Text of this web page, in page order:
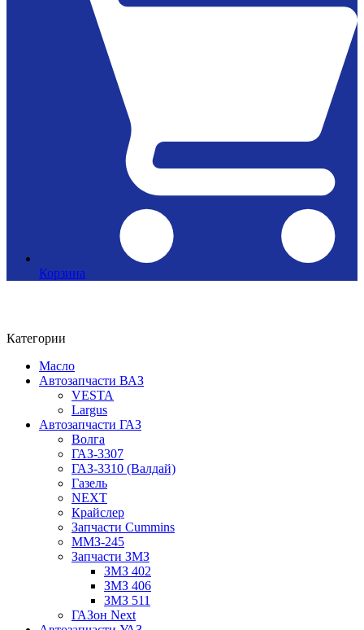
Корзина
Категории
Масло
Автозапчасти ВАЗ
VESTA
Largus
Автозапчасти ГАЗ
Волга
ГАЗ-3307
ГАЗ-3310 (Валдай)
Газель
NEXT
Крайслер
Запчасти Cummins
ММЗ-245
Запчасти ЗМЗ
ЗМЗ 402
ЗМЗ 406
ЗМЗ 511
ГАЗон Next